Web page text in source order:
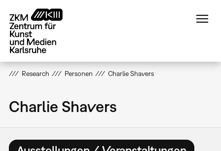
zum
Inhalt
Research Personen Charlie Shavers
Charlie Shavers